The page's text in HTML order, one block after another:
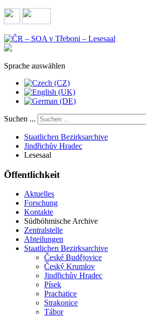
Sprache auswählen
Suchen ...
Staatlichen Bezirksarchive
Jindřichův Hradec
Lesesaal
Öffentlichkeit
Aktuelles
Forschung
Kontakte
Südböhmische Archive
Zentralstelle
Abteilungen
Staatlichen Bezirksarchive
České Budějovice
Český Krumlov
Jindřichův Hradec
Písek
Prachatice
Strakonice
Tábor